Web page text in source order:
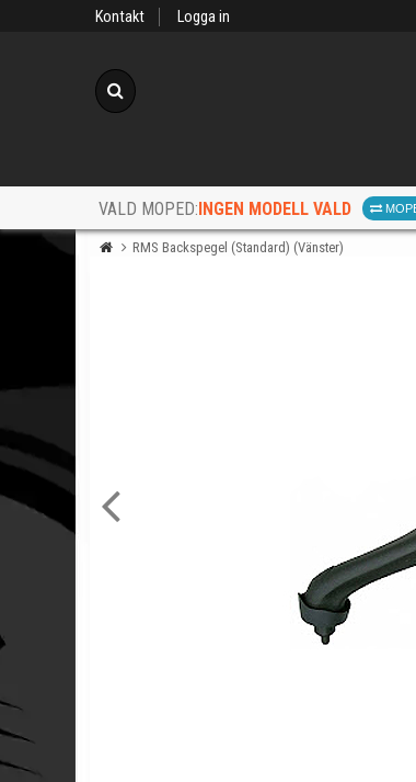
Kontakt Logga in
VALD MOPED:INGEN MODELL VALD
RMS Backspegel (Standard) (Vänster)